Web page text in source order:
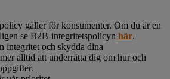
gäller för konsumenter. Om du är en
se B2B-integritetspolicyn här.
integritet och skydda dina
alltid att underrätta dig om hur och